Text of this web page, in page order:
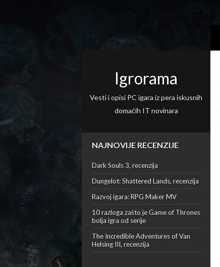
Igrorama
Vesti i opisi PC igara iz pera iskusnih
domaćih IT novinara
NAJNOVIJE RECENZIJE
Dark Souls 3, recenzija
Dungelot: Shattered Lands, recenzija
Razvoj igara: RPG Maker MV
10 razloga zašto je Game of Thrones
bolja igra od serije
The Incredible Adventures of Van
Helsing III, recenzija